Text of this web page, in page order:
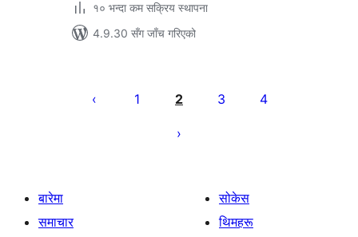
१० भन्दा कम सक्रिय स्थापना
4.9.30 सँग जाँच गरिएको
पृष्ठाङ्कन1 2 3 4
बारेमा
समाचार
सोकेस
थिमहरू